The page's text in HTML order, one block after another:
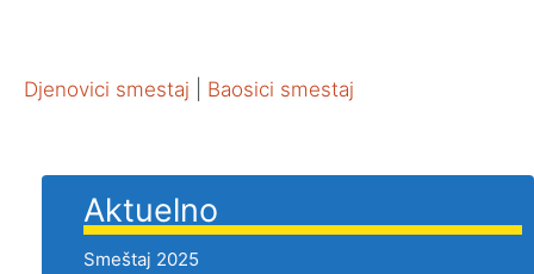
Djenovici smestaj Baosici smestaj
Aktuelno
Smeštaj 2025